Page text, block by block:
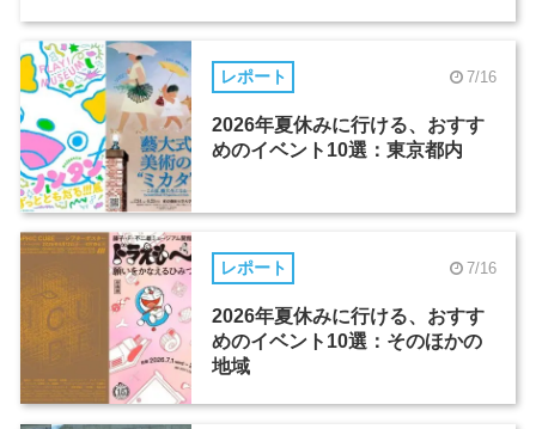
レポート 7/16
2026年夏休みに行ける、おすす
めのイベント10選：東京都内
レポート 7/16
2026年夏休みに行ける、おすす
めのイベント10選：そのほかの
地域